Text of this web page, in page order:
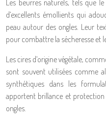
Les beurres naturels, tels que
d’excellents émollients qui
peau autour des ongles. Leur
pour combattre la sécheresse et
Les cires d’origine végétale,
sont souvent utilisées comme
synthétiques dans les
apportent brillance et
ongles.